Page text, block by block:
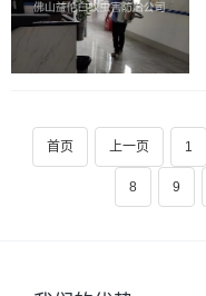
首页 上一页 1
8 9